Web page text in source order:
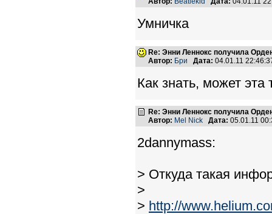
Умничка
Re: Энни Леннокс получила
Автор: Бри Дата: 04.01.11
Как знать, может
Re: Энни Леннокс получила
Автор: Mel Nick Дата: 05.01.11
2dannymass:
> Откуда такая
>
> http://